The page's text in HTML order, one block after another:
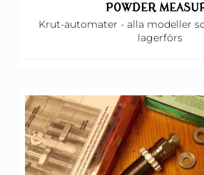
POWDER
Krut-automater - alla modeller
lagerförs